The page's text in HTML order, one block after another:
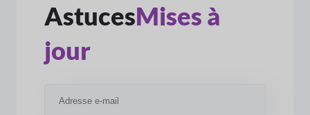
AstucesMises à
jour